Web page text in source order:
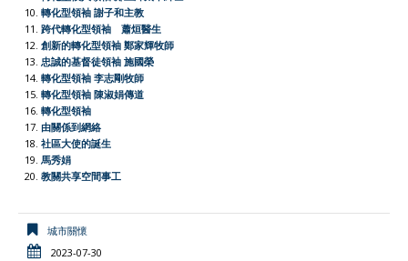
轉化型領袖 謝子和主教
跨代轉化型領袖 蕭烜醫生
創新的轉化型領袖 鄭家輝牧師
忠誠的基督徒領袖 施國榮
轉化型領袖 李志剛牧師
轉化型領袖 陳淑娟傳道
轉化型領袖
由關係到網絡
社區大使的誕生
馬秀娟
教關共享空間事工
城市關懷
2023-07-30